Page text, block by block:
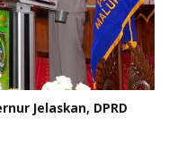
Jelaskan, DPRD